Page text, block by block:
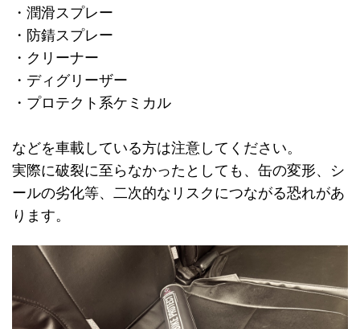
・潤滑スプレー
・防錆スプレー
・クリーナー
・ディグリーザー
・プロテクト系ケミカル
などを車載している方は注意してください。
実際に破裂に至らなかったとしても、缶の変形、シ
ールの劣化等、二次的なリスクにつながる恐れがあ
ります。